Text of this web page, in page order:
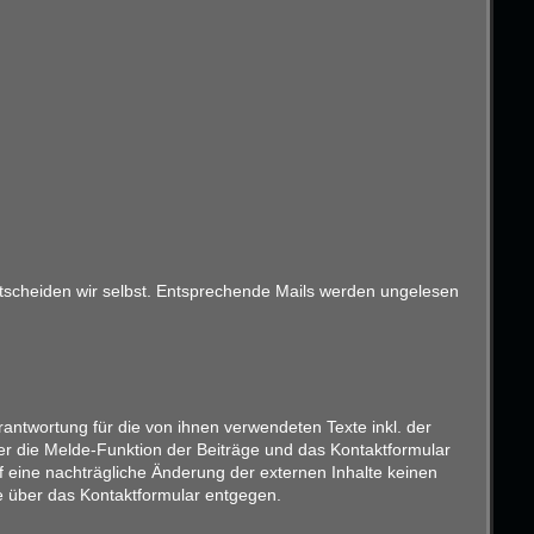
wir selbst. Entsprechende Mails werden ungelesen
für die von ihnen verwendeten Texte inkl. der
die Melde-Funktion der Beiträge und das Kontaktformular
nachträgliche Änderung der externen Inhalte keinen
das Kontaktformular entgegen.